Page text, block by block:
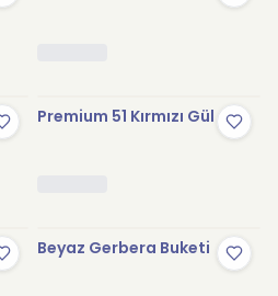
Premium 51 Kırmızı Gül
Beyaz Gerbera Buketi